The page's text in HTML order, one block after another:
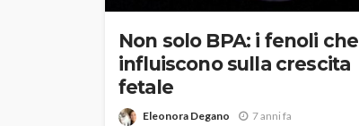
Non solo BPA: i fenoli che
influiscono sulla crescita
fetale
Eleonora Degano 7 anni fa